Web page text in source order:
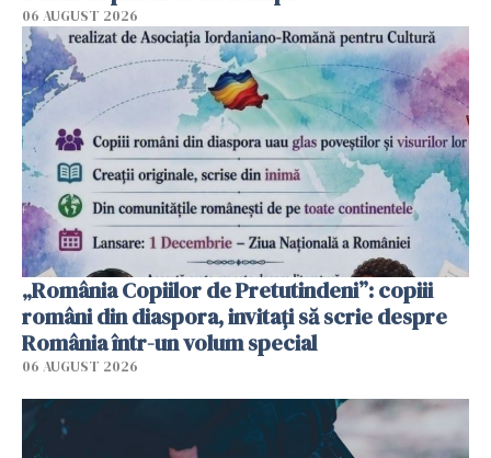
06 AUGUST 2026
„România Copiilor de Pretutindeni”: copiii
români din diaspora, invitați să scrie despre
România într-un volum special
06 AUGUST 2026